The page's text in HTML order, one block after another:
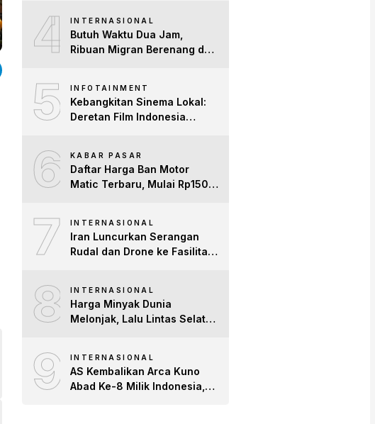
4 INTERNASIONAL
Butuh Waktu Dua Jam,
Ribuan Migran Berenang dari
5 INFOTAINMENT
Kebangkitan Sinema Lokal:
Deretan Film Indonesia
Global
6 KABAR PASAR
Daftar Harga Ban Motor
Matic Terbaru, Mulai Rp150
7 INTERNASIONAL
Iran Luncurkan Serangan
Rudal dan Drone ke Fasilitas
8 INTERNASIONAL
Harga Minyak Dunia
Melonjak, Lalu Lintas Selat
9 INTERNASIONAL
AS Kembalikan Arca Kuno
Abad Ke-8 Milik Indonesia,